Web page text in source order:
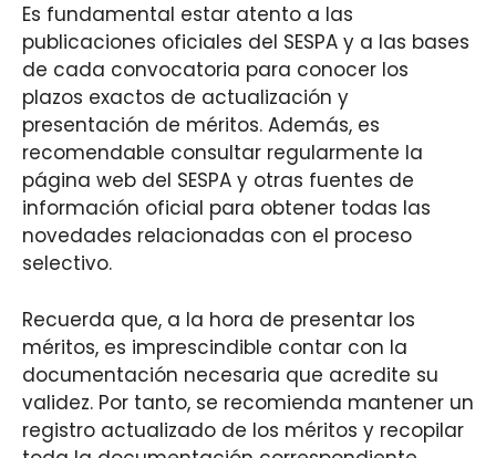
Es fundamental estar atento a las
publicaciones oficiales del SESPA y a las bases
de cada convocatoria para conocer los
plazos exactos de actualización y
presentación de méritos. Además, es
recomendable consultar regularmente la
página web del SESPA y otras fuentes de
información oficial para obtener todas las
novedades relacionadas con el proceso
selectivo.
Recuerda que, a la hora de presentar los
méritos, es imprescindible contar con la
documentación necesaria que acredite su
validez. Por tanto, se recomienda mantener un
registro actualizado de los méritos y recopilar